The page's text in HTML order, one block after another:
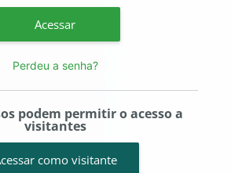
Acessar
Perdeu a senha?
podem permitir o acesso a
visitantes
como visitante